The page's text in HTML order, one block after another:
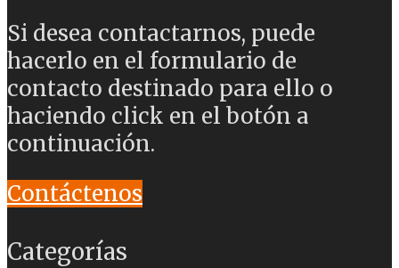
Si desea contactarnos, puede
hacerlo en el formulario de
contacto destinado para ello o
haciendo click en el botón a
continuación.
Contáctenos
Categorías